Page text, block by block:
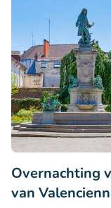
Overnachting
van